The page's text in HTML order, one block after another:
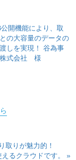
開機能により、取
の大容量のデータの
しを実現！谷為事
式会社 様
取りが魅力的！
るクラウドです。 »